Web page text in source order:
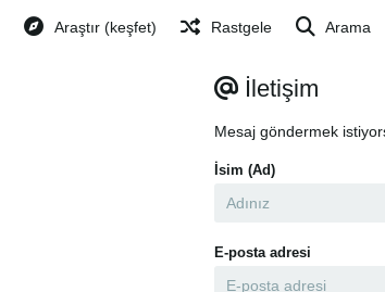
Araştır (keşfet) Rastgele Arama
İletişim
Mesaj göndermek
İsim (Ad)
E-posta adresi